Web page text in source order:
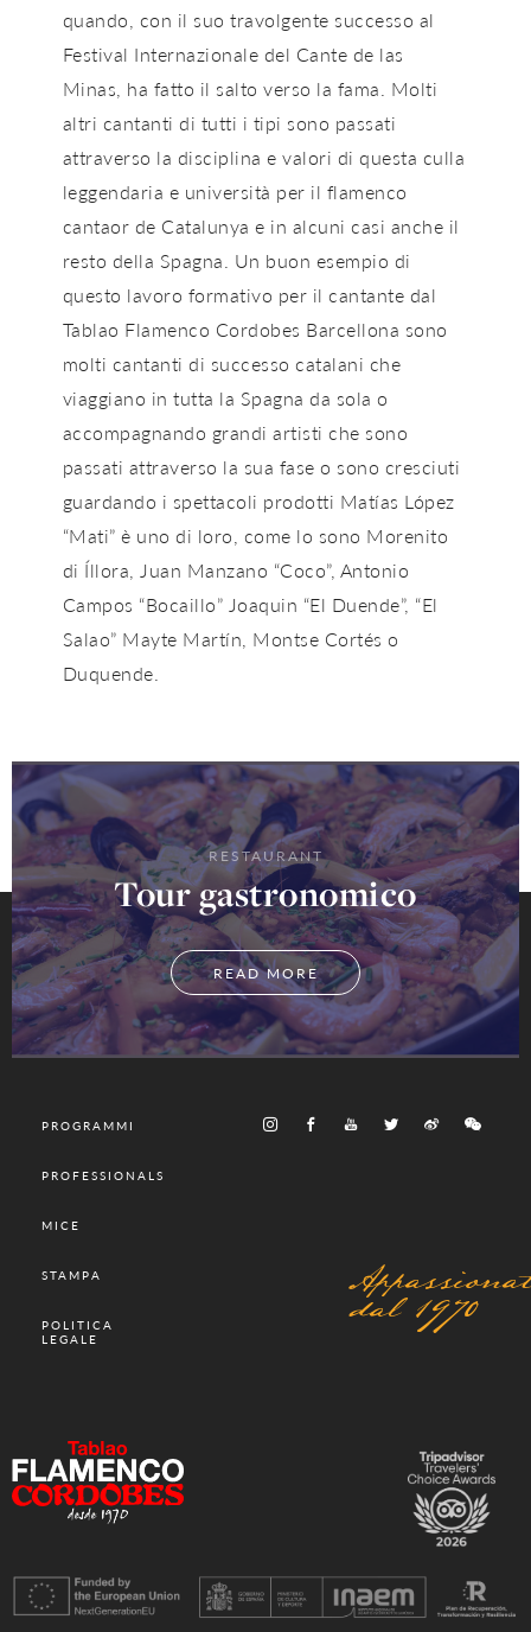
quando, con il suo travolgente successo al
Festival Internazionale del Cante de las
Minas, ha fatto il salto verso la fama. Molti
altri cantanti di tutti i tipi sono passati
attraverso la disciplina e valori di questa culla
leggendaria e università per il flamenco
cantaor de Catalunya e in alcuni casi anche il
resto della Spagna. Un buon esempio di
questo lavoro formativo per il cantante dal
Tablao Flamenco Cordobes Barcellona sono
molti cantanti di successo catalani che
viaggiano in tutta la Spagna da sola o
accompagnando grandi artisti che sono
passati attraverso la sua fase o sono cresciuti
guardando i spettacoli prodotti Matías López
“Mati” è uno di loro, come lo sono Morenito
di Íllora, Juan Manzano “Coco”, Antonio
Campos “Bocaillo” Joaquin “El Duende”, “El
Salao” Mayte Martín, Montse Cortés o
Duquende.
RESTAURANT
Tour gastronomico
READ MORE
PROGRAMMI
PROFESSIONALS
MICE
STAMPA
POLITICA
LEGALE
dal 1970